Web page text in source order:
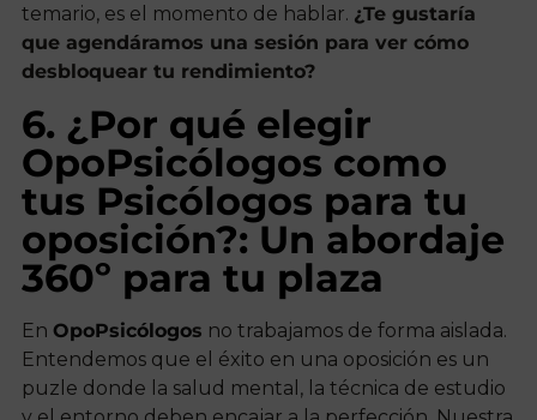
temario, es el momento de hablar. ¿Te gustaría
que agendáramos una sesión para ver cómo
desbloquear tu rendimiento?
6. ¿Por qué elegir
OpoPsicólogos como
tus Psicólogos para tu
oposición?: Un abordaje
360º para tu plaza
En OpoPsicólogos no trabajamos de forma aislada.
Entendemos que el éxito en una oposición es un
puzle donde la salud mental, la técnica de estudio